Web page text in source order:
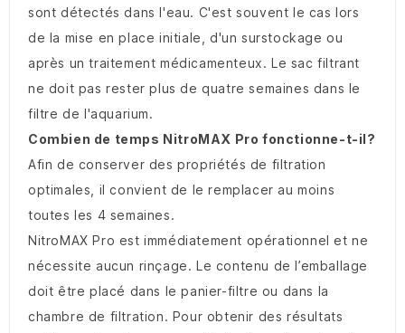
sont détectés dans l'eau. C'est souvent le cas lors
de la mise en place initiale, d'un surstockage ou
après un traitement médicamenteux. Le sac filtrant
ne doit pas rester plus de quatre semaines dans le
filtre de l'aquarium.
Combien de temps NitroMAX Pro fonctionne-t-il?
Afin de conserver des propriétés de filtration
optimales, il convient de le remplacer au moins
toutes les 4 semaines.
NitroMAX Pro est immédiatement opérationnel et ne
nécessite aucun rinçage. Le contenu de l’emballage
doit être placé dans le panier-filtre ou dans la
chambre de filtration. Pour obtenir des résultats